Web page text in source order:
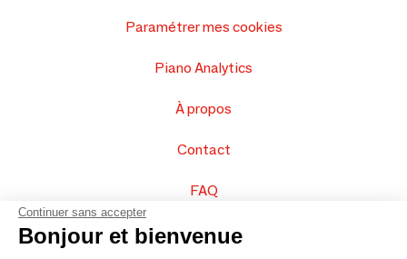
Paramétrer mes cookies
Piano Analytics
À propos
Contact
FAQ
Vendez vos produits
Continuer sans accepter
Bonjour et bienvenue